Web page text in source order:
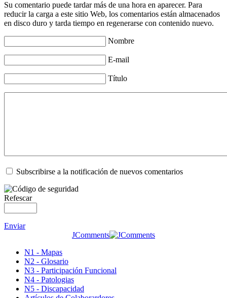
Su comentario puede tardar más de una hora en aparecer. Para
reducir la carga a este sitio Web, los comentarios están almacenados
en disco duro y tarda tiempo en regenerarse con contenido nuevo.
Nombre
E-mail
Título
Subscribirse a la notificación de nuevos comentarios
Refescar
Enviar
JComments
N1 - Mapas
N2 - Glosario
N3 - Participación Funcional
N4 - Patologias
N5 - Discapacidad